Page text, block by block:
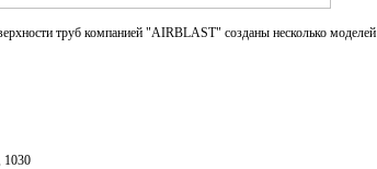
труб компанией "AIRBLAST" созданы несколько моделей
1030